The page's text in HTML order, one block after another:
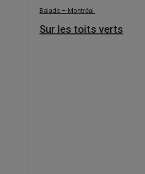
Balade – Montréal
Sur les toits verts